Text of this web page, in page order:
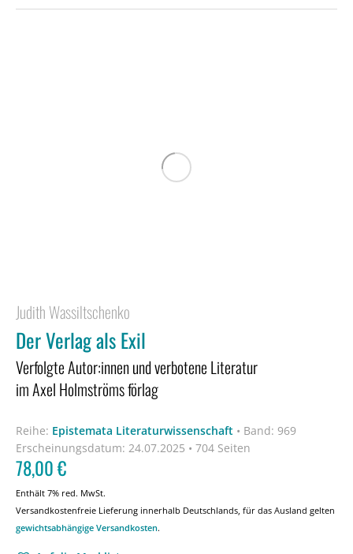
Judith Wassiltschenko
Der Verlag als Exil
Verfolgte Autor:innen und verbotene Literatur
im Axel Holmströms förlag
Reihe: Epistemata Literaturwissenschaft • Band: 969
Erscheinungsdatum: 24.07.2025 • 704 Seiten
78,00€
Enthält 7% red. MwSt.
Versandkostenfreie Lieferung innerhalb Deutschlands, für das Ausland gelten
gewichtsabhängige Versandkosten.